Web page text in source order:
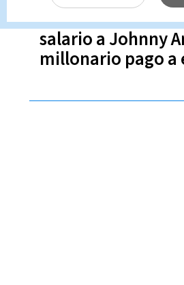
Suspenden sin
salario a Johnny
millonario pago a